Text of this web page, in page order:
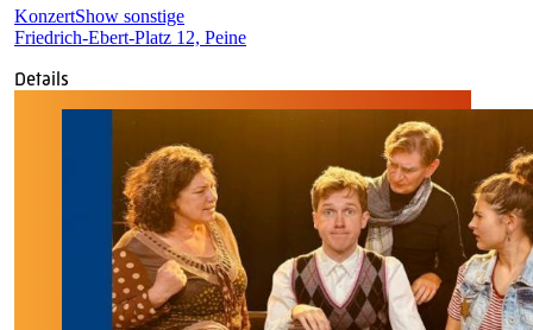
KonzertShow sonstige
Friedrich-Ebert-Platz 12, Peine
Details